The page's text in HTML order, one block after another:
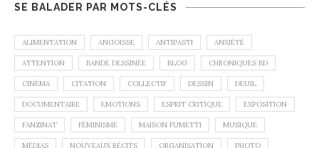
SE BALADER PAR MOTS-CLÉS
ALIMENTATION ANGOISSE ANTIPASTI ANXIÉTÉ
ATTENTION BANDE DESSINÉE BLOG CHRONIQUES BD
CINÉMA CITATION COLLECTIF DESSIN DEUIL
DOCUMENTAIRE EMOTIONS ESPRIT CRITIQUE EXPOSITION
FANZINAT FÉMINISME MAISON FUMETTI MUSIQUE
MÉDIAS NOUVEAUX RÉCITS ORGANISATION PHOTO